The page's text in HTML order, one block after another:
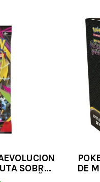
SOBRE
ESPAÑOL
DE